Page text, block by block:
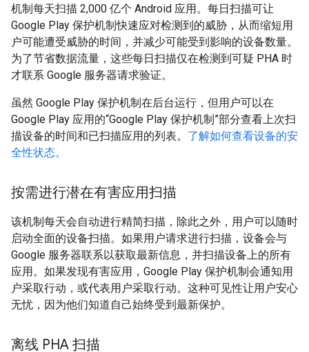
机制每天扫描 2,000 亿个 Android 应用。每日扫描可让
Google Play 保护机制快速应对检测到的威胁，从而缩短用
户可能遭受威胁的时间，并减少可能受到影响的设备数量。
为了节省数据流量，这些每日扫描仅在检测到可疑 PHA 时
才联系 Google 服务器请求验证。
虽然 Google Play 保护机制在后台运行，但用户可以在
Google Play 应用的“Google Play 保护机制”部分查看上次扫
描设备的时间和已扫描应用的列表。 了解如何查看设备的安
全性状态。
按需进行潜在有害应用扫描
该机制每天会自动进行精简扫描，除此之外，用户可以随时
启动全面的设备扫描。如果用户请求进行扫描，设备会与
Google 服务器联系以获取最新信息，并扫描设备上的所有
应用。如果发现有害应用，Google Play 保护机制会通知用
户采取行动，或代表用户采取行动。这种可见性让用户安心
无忧，因为他们知道自己始终受到最新保护。
离线 PHA 扫描